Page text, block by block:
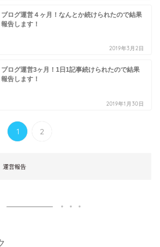
ブログ運営４ヶ月！なんとか続けられたので結果
報告します！
2019年3月2日
ブログ運営3ヶ月！1日1記事続けられたので結果
報告します！
2019年1月30日
1 2
運営報告